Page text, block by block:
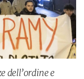
dell’ordine e